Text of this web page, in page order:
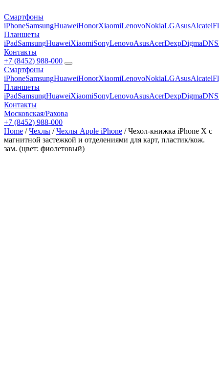
Смартфоны
iPhoneSamsungHuaweiHonorXiaomiLenovoNokiaLGAsusAlcatel
Планшеты
iPadSamsungHuaweiXiaomiSonyLenovoAsusAcerDexpDigmaDNS
Контакты
+7 (8452) 988-000
Смартфоны
iPhoneSamsungHuaweiHonorXiaomiLenovoNokiaLGAsusAlcatel
Планшеты
iPadSamsungHuaweiXiaomiSonyLenovoAsusAcerDexpDigmaDNS
Контакты
Московская/Рахова
+7 (8452) 988-000
Home /Чехлы /Чехлы Apple iPhone / Чехол-книжка iPhone X с
магнитной застежкой и отделениями для карт, пластик/кож.
зам. (цвет: фиолетовый)